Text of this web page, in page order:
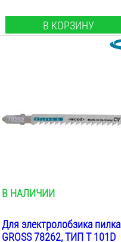
В КОРЗИНУ
В НАЛИЧИИ
Для электролобзика пилка
GROSS 78262, ТИП T 101D